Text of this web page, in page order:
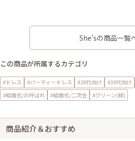
She’sの商品一覧
この商品が所属するカテゴリ
#ドレス #パーティードレス #20代向け #30代向け
#結婚式/お呼ばれ
#結婚式/二次会 #グリーン(緑)
商品紹介＆おすすめ